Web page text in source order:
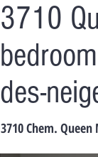
3710
des-
3710 Chem.